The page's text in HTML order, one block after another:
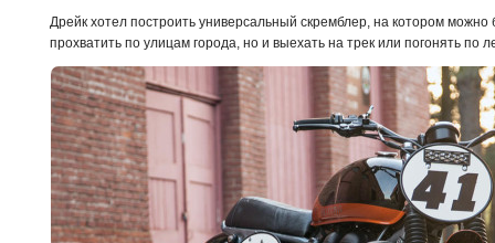
Дрейк хотел построить универсальный скремблер, на котором
прохватить по улицам города, но и выехать на трек или погонять по